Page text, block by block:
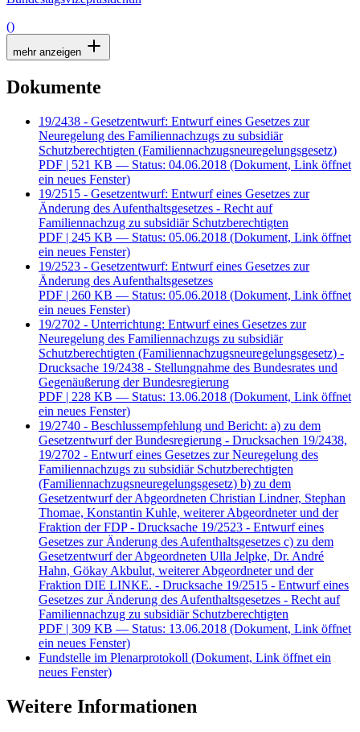
()
mehr anzeigen
Dokumente
19/2438 - Gesetzentwurf: Entwurf eines Gesetzes zur
Neuregelung des Familiennachzugs zu subsidiär
Schutzberechtigten (Familiennachzugsneuregelungsgesetz)
PDF | 521 KB — Status: 04.06.2018 (Dokument, Link öffnet
ein neues Fenster)
19/2515 - Gesetzentwurf: Entwurf eines Gesetzes zur
Änderung des Aufenthaltsgesetzes - Recht auf
Familiennachzug zu subsidiär Schutzberechtigten
PDF | 245 KB — Status: 05.06.2018 (Dokument, Link öffnet
ein neues Fenster)
19/2523 - Gesetzentwurf: Entwurf eines Gesetzes zur
Änderung des Aufenthaltsgesetzes
PDF | 260 KB — Status: 05.06.2018 (Dokument, Link öffnet
ein neues Fenster)
19/2702 - Unterrichtung: Entwurf eines Gesetzes zur
Neuregelung des Familiennachzugs zu subsidiär
Schutzberechtigten (Familiennachzugsneuregelungsgesetz) -
Drucksache 19/2438 - Stellungnahme des Bundesrates und
Gegenäußerung der Bundesregierung
PDF | 228 KB — Status: 13.06.2018 (Dokument, Link öffnet
ein neues Fenster)
19/2740 - Beschlussempfehlung und Bericht: a) zu dem
Gesetzentwurf der Bundesregierung - Drucksachen 19/2438,
19/2702 - Entwurf eines Gesetzes zur Neuregelung des
Familiennachzugs zu subsidiär Schutzberechtigten
(Familiennachzugsneuregelungsgesetz) b) zu dem
Gesetzentwurf der Abgeordneten Christian Lindner, Stephan
Thomae, Konstantin Kuhle, weiterer Abgeordneter und der
Fraktion der FDP - Drucksache 19/2523 - Entwurf eines
Gesetzes zur Änderung des Aufenthaltsgesetzes c) zu dem
Gesetzentwurf der Abgeordneten Ulla Jelpke, Dr. André
Hahn, Gökay Akbulut, weiterer Abgeordneter und der
Fraktion DIE LINKE. - Drucksache 19/2515 - Entwurf eines
Gesetzes zur Änderung des Aufenthaltsgesetzes - Recht auf
Familiennachzug zu subsidiär Schutzberechtigten
PDF | 309 KB — Status: 13.06.2018 (Dokument, Link öffnet
ein neues Fenster)
Fundstelle im Plenarprotokoll (Dokument, Link öffnet ein
neues Fenster)
Weitere Informationen